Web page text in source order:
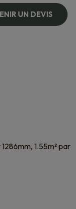
UN DEVIS
1.55m² par